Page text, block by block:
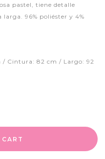
pastel, tiene detalle
96% poliéster y 4%
/ Cintura: 82 cm / Largo: 92